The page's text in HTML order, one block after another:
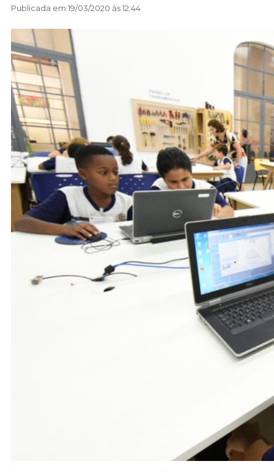
Publicada em 19/03/2020 às 12:44